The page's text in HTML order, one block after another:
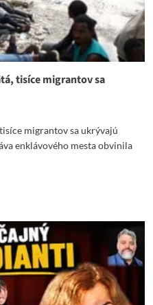
tisíce migrantov sa
migrantov sa ukrývajú
enklávového mesta obvinila